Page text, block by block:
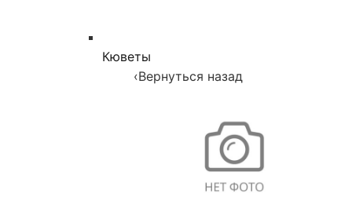
Кюветы
‹Вернуться назад